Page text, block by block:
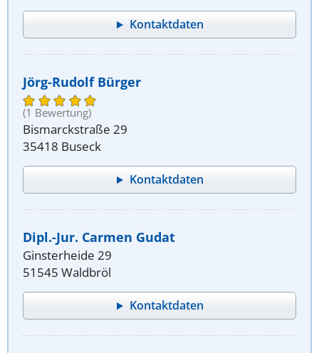
Kontaktdaten
Jörg-Rudolf Bürger
(1 Bewertung)
Bismarckstraße 29
35418 Buseck
Kontaktdaten
Dipl.-Jur. Carmen Gudat
Ginsterheide 29
51545 Waldbröl
Kontaktdaten